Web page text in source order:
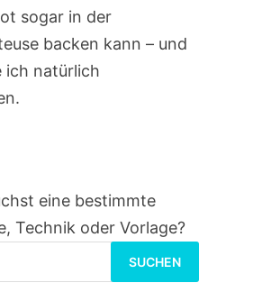
sogar in der
backen kann – und
ich natürlich
eine bestimmte
Technik oder Vorlage?
nach: